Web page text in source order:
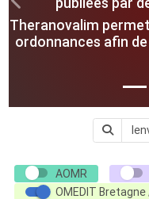
Theranovalim
ordonnances afin
Previous
AOMR
OMEDIT